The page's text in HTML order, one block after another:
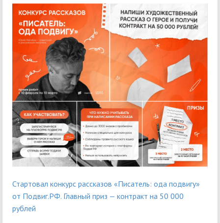
Стартовал конкурс рассказов «Писатель: ода подвигу»
от Подвиг.РФ. Главный приз — контракт на 50 000
рублей